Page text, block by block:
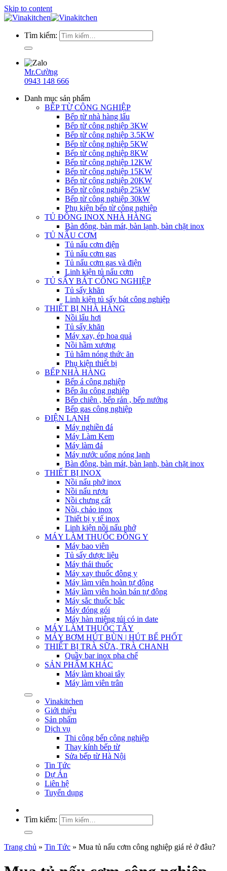
Skip to content
Tìm kiếm:
Mr.Cường
0943 148 666
Danh mục sản phẩm
BẾP TỪ CÔNG NGHIỆP
Bếp từ nhà hàng lẩu
Bếp từ công nghiệp 3KW
Bếp từ công nghiệp 3.5KW
Bếp từ công nghiệp 5KW
Bếp từ công nghiệp 8KW
Bếp từ công nghiệp 12KW
Bếp từ công nghiệp 15KW
Bếp từ công nghiệp 20KW
Bếp từ công nghiệp 25kW
Bếp từ công nghiệp 30kW
Phụ kiện bếp từ công nghiệp
TỦ ĐÔNG INOX NHÀ HÀNG
Bàn đông, bàn mát, bàn lạnh, bàn chặt inox
TỦ NẤU CƠM
Tủ nấu cơm điện
Tủ nấu cơm gas
Tủ nấu cơm gas và điện
Linh kiện tủ nấu cơm
TỦ SẤY BÁT CÔNG NGHIỆP
Tủ sấy khăn
Linh kiện tủ sấy bát công nghiệp
THIẾT BỊ NHÀ HÀNG
Nồi lẩu hơi
Tủ sấy khăn
Máy xay, ép hoa quả
Nồi hầm xương
Tủ hâm nóng thức ăn
Phụ kiện thiết bị
BẾP NHÀ HÀNG
Bếp á công nghiệp
Bếp âu công nghiệp
Bếp chiên , bếp rán , bếp nướng
Bếp gas công nghiệp
ĐIỆN LẠNH
Máy nghiền đá
Máy Làm Kem
Máy làm đá
Máy nước uống nóng lạnh
Bàn đông, bàn mát, bàn lạnh, bàn chặt inox
THIẾT BỊ INOX
Nồi nấu phở inox
Nồi nấu rượu
Nồi chưng cất
Nồi, chảo inox
Thiết bị y tế inox
Linh kiện nồi nấu phở
MÁY LÀM THUỐC ĐÔNG Y
Máy bao viên
Tủ sấy dược liệu
Máy thái thuốc
Máy xay thuốc đông y
Máy làm viên hoàn tự động
Máy làm viên hoàn bán tự động
Máy sắc thuốc bắc
Máy đóng gói
Máy hàn miệng túi có in date
MÁY LÀM THUỐC TÂY
MÁY BƠM HÚT BÙN | HÚT BỂ PHỐT
THIẾT BỊ TRÀ SỮA, TRÀ CHANH
Quầy bar inox pha chế
SẢN PHẨM KHÁC
Máy làm khoai tây
Máy làm viên trân
Vinakitchen
Giới thiệu
Sản phẩm
Dịch vụ
Thi công bếp công nghiệp
Thay kính bếp từ
Sửa bếp từ Hà Nội
Tin Tức
Dự Án
Liên hệ
Tuyển dụng
Tìm kiếm:
Trang chủ » Tin Tức » Mua tủ nấu cơm công nghiệp giá rẻ ở đâu?